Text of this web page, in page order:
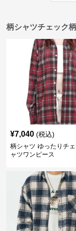
柄シャツチェック
¥7,040 (税込)
柄シャツ ゆったりチ
ャツワンピース